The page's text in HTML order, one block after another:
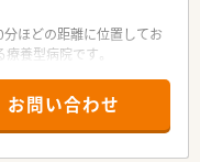
ほどの距離に位置してお
養型病院です。
ができます。
師1名に加え、常勤の助
ています。
お問い合わせ